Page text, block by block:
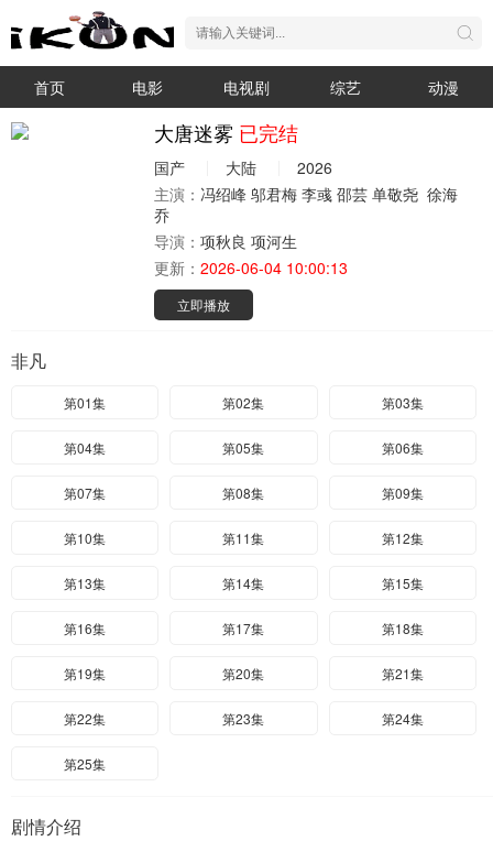
首页 电影 电视剧 综艺 动漫
大唐迷雾 已完结
国产 大陆
2026
主演： 冯绍峰 邬君梅 李彧 邵芸 单敬尧 徐海
乔
导演： 项秋良 项河生
更新： 2026-06-04 10:00:13
立即播放
非凡
第01集 第02集 第03集
第04集 第05集 第06集
第07集 第08集 第09集
第10集 第11集 第12集
第13集 第14集 第15集
第16集 第17集 第18集
第19集 第20集 第21集
第22集 第23集 第24集
第25集
剧情介绍